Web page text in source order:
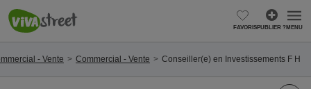
FAVORISPUBLIER ?MENU
- Vente Commercial - Vente Conseiller(e) en Investissements F H